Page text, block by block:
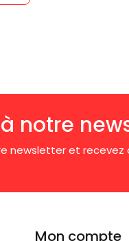
notre
newsletter et recevez
Mon compte